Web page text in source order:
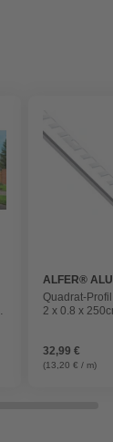
ALFER®
Quadrat-
2 x 0.8 x
32,99 €
(13,20 € / m)